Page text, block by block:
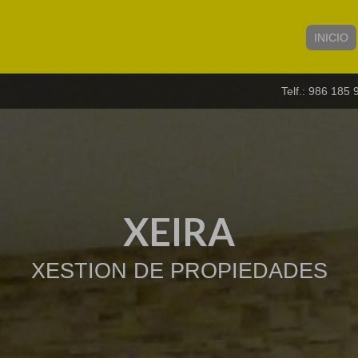
INICIO
XEIRA
Dada la alta
dude en llamarnos
Telf.: 986 185